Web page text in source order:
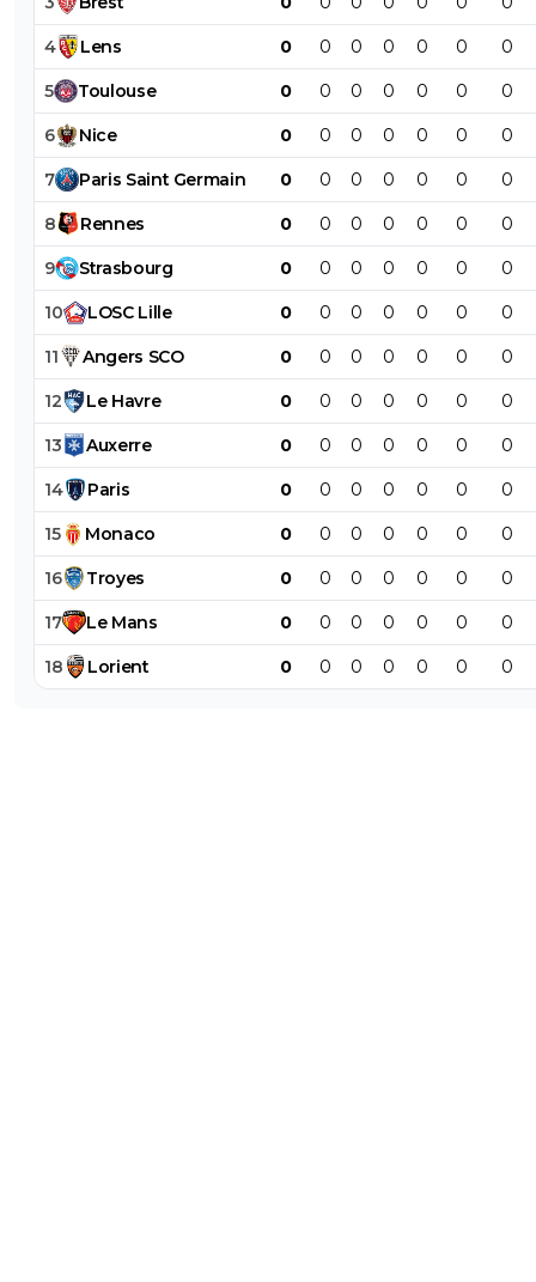
4 Lens 0 0 0 0 0 0 0
5 Toulouse 0 0 0 0 0 0 0
6 Nice 0 0 0 0 0 0 0
7 Paris Saint Germain 0 0 0 0 0 0 0
8 Rennes 0 0 0 0 0 0 0
9 Strasbourg 0 0 0 0 0 0 0
10 LOSC Lille 0 0 0 0 0 0 0
11 Angers SCO 0 0 0 0 0 0 0
12 Le Havre 0 0 0 0 0 0 0
13 Auxerre 0 0 0 0 0 0 0
14 Paris 0 0 0 0 0 0 0
15 Monaco 0 0 0 0 0 0 0
16 Troyes 0 0 0 0 0 0 0
17 Le Mans 0 0 0 0 0 0 0
18 Lorient 0 0 0 0 0 0 0